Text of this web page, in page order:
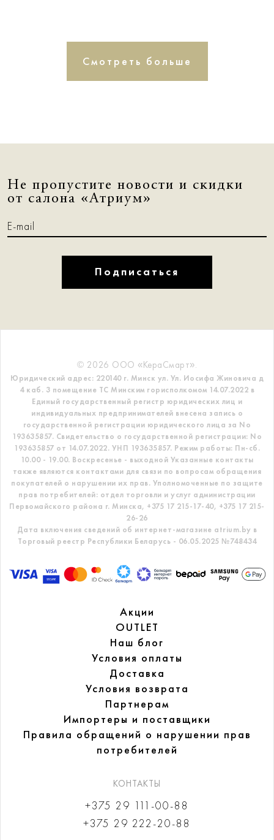
Смотреть больше
Не пропустите новости и скидки
от салона «Атриум»
Подписаться
© 2026 ООО «КераСмарт».
Юридический адрес: 220140 г. Минск ул. Ул. Иосифа Жиновича д
4 каб. 3 помещение ТС Минским горисполкомом 14.07.2022 в
Единый государственный регистр юридических лиц и
индивидуальных предпринимателей внесена запись о
государственной регистрации юридического лица за No
193635857. Свидетельство о государственной регистрации: No
193635857 от 14.07.2022. УНП 193635857. Режим работы: Пн-сб.
10.00 - 19.00. Воскресенье - выходной Указанные контакты
также являются контактами для связи по вопросам обращения
покупателей о нарушении их прав. Уполномоченные по защите
прав потребителей: отдел торговли и услуг администрации
Первомайского района г. Минска, +375 17 215-17-40, +375 17 215-
26-26
Дата включения сведений об интернет-магазине atrium.by в
Торговый реестр Республики Беларусь - 06.05.2025 №748434
Акции
OUTLET
Наш блог
Условия оплаты
Доставка
Условия возврата
Партнерам
Импортеры и поставщики
Правила обращений о нарушении прав
потребителей
КОНТАКТЫ
+375 29 111-00-88
+375 29 222-20-88